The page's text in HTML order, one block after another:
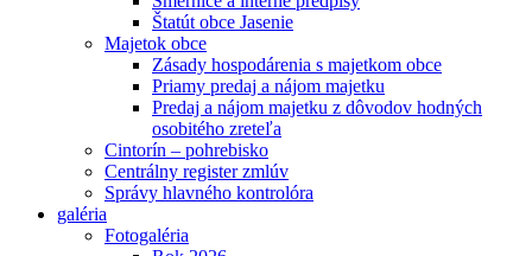
Štatút obce Jasenie
Majetok obce
Zásady hospodárenia s majetkom obce
Priamy predaj a nájom majetku
Predaj a nájom majetku z dôvodov hodných
osobitého zreteľa
Cintorín – pohrebisko
Centrálny register zmlúv
Správy hlavného kontrolóra
galéria
Fotogaléria